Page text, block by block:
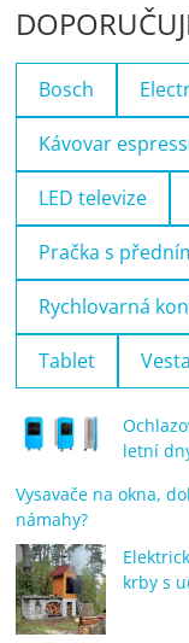
Bosch
Kávovar
LED televize
Pračka s
Rychlovarná
Tablet
letní
Vysavače na okna,
námahy?
krby s